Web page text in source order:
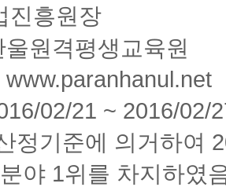
진흥원장
원격평생교육원
02/21 ~ 2016/02/
정기준에 의거하여
야 1위를 차지하였